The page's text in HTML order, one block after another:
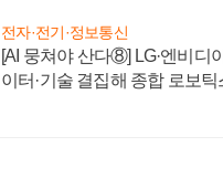
전자·전기·정보통신
[AI 뭉쳐야 산다⑧] LG·엔비디
이터·기술 결집해 종합 로보